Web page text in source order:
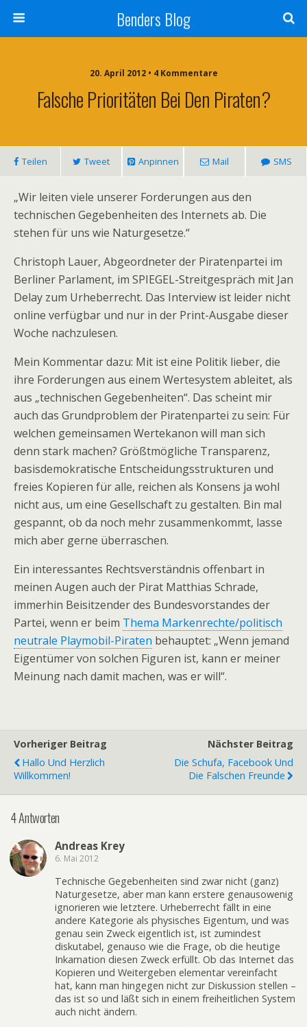
Benders Blog
20. April 2012 • 4 Kommentare
Falsche Prioritäten Bei Den Piraten?
Teilen Tweet Anpinnen Mail SMS
„Wir leiten viele unserer Forderungen aus den
technischen Gegebenheiten des Internets ab. Die
stehen für uns wie Naturgesetze.“
Christoph Lauer, Abgeordneter der Piratenpartei im
Berliner Parlament, im SPIEGEL-Streitgespräch mit Jan
Delay zum Urheberrecht. Das Interview ist leider nicht
online verfügbar und nur in der Print-Ausgabe dieser
Woche nachzulesen.
Mein Kommentar dazu: Mit ist eine Politik lieber, die
ihre Forderungen aus einem Wertesystem ableitet, als
aus „technischen Gegebenheiten“. Das scheint mir
auch das Grundproblem der Piratenpartei zu sein: Für
welchen gemeinsamen Wertekanon will man sich
denn stark machen? Größtmögliche Transparenz,
basisdemokratische Entscheidungsstrukturen und
freies Kopieren für alle, reichen als Konsens ja wohl
nicht aus, um eine Gesellschaft zu gestalten. Bin mal
gespannt, ob da noch mehr zusammenkommt, lasse
mich aber gerne überraschen.
Ein interessantes Rechtsverständnis offenbart in
meinen Augen auch der Pirat Matthias Schrade,
immerhin Beisitzender des Bundesvorstandes der
Partei, wenn er beim Thema Markenrechte/politisch
neutrale Playmobil-Piraten behauptet: „Wenn jemand
Eigentümer von solchen Figuren ist, kann er meiner
Meinung nach damit machen, was er will“.
Vorheriger Beitrag
Hallo Und Herzlich
Willkommen!
Nächster Beitrag
Die Schufa, Facebook Und
Die Falschen Freunde
4 Antworten
Andreas Krey
6. Mai 2012
Technische Gegebenheiten sind zwar nicht (ganz)
Naturgesetze, aber man kann erstere genausowenig
ignorieren wie letztere. Urheberrecht fällt in eine
andere Kategorie als physisches Eigentum, und was
genau sein Zweck eigentlich ist, ist zumindest
diskutabel, genauso wie die Frage, ob die heutige
Inkarnation diesen Zweck erfüllt. Ob das Internet das
Kopieren und Weitergeben elementar vereinfacht
hat, kann man hingegen nicht zur Diskussion stellen –
das ist so und läßt sich in einem freiheitlichen System
auch nicht ändern.